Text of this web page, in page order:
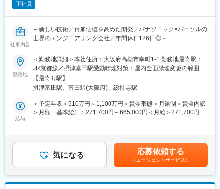
AV機器の検証
・自動化検証（テスト工程の効率化）
・車載商品開発支援
◎AI／クラウドの検証技術を伸ばしていく予定
◎検証実績多数
└数多くの商品開発を支援しているので、幅広い技術領域に携わ
ることが可能
└検証業務として標準化プロセスを当社独自に制定して運用
◎JSTQB（ソフトウェアテストに関する資格）資格保有者が多数
◎不具合発見・原因追及をしていく中で、問題に対して冷静に向
き合えるようになる
変更の範囲：会社の定める業務
正社員
仕事内容
～新しい技術／付加価値を高めた開発／パナソニック×パーソルの
世界のエンジニアリング会社／年間休日126日◎～
■業務内容：
AI品質・検証推進リーダー／AI検証組織戦略エンジニアとして、
以下の業務をお任せします。
※経験・スキル・本人希望に応じて、メンバー・PL・スペシャリ
ストいずれかの役割等級での採用を行います。
・AIシステムの品質基準策定および品質保証プロセスの設計・運
・組織全体のAI検証体制の構築・拡大に向けた戦略立案・実行
・関連部門や経営層との連携・調整
勤務地
＜勤務地詳細＞本社住所：大阪府高槻市幸町1-1 勤務地最寄駅：
JR京都線／摂津富田駅受動喫煙対策：屋内全面禁煙変更の範囲：
会社の定める事業所
【最寄り駅】
摂津富田駅、富田駅(大阪府)、総持寺駅
給与
＜予定年収＞510万円～1,100万円＜賃金形態＞月給制＜賃金内訳
＞月額（基本給）：271,700円～665,000円＜月給＞271,700円～
す。モデル年収：600万円：基本給32.1万円＋残業月25時間、賞
与4.4ヶ月分710万円：基本給37.9万円＋残業月25時間、賞与4.4
ヶ月分賃金はあくまでも目安の金額であり、選考を通じて上下す
る可能性があります。月給(月額)は固定手当を含めた表記です。
気になる 応募依頼する
（エージェントサービス）